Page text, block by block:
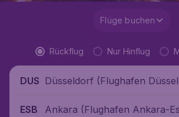
Flüge buchen
Rückflug Nur Hinflug
DUS Düsseldorf (Flughafen
ESB
Ankara (Flughafen Ankara-